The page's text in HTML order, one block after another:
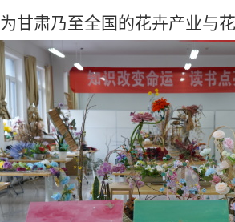
为甘肃乃至全国的花卉产业与